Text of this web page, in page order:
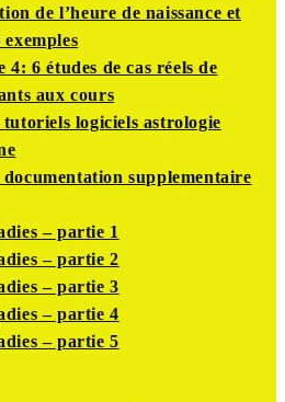
de l’heure de naissance et
exemples
4: 6 études de cas réels de
aux cours
tutoriels logiciels astrologie
documentation supplementaire
– partie 1
– partie 2
– partie 3
– partie 4
– partie 5